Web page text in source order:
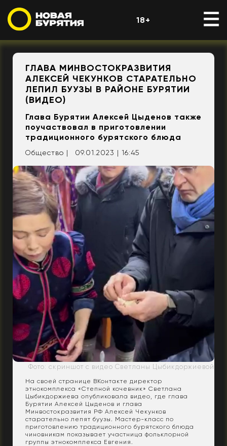
18+
ГЛАВА МИНВОСТОКРАЗВИТИЯ
АЛЕКСЕЙ ЧЕКУНКОВ СТАРАТЕЛЬНО
ЛЕПИЛ БУУЗЫ В РАЙОНЕ БУРЯТИИ
(ВИДЕО)
Глава Бурятии Алексей Цыденов также
поучаствовал в приготовлении
традиционного бурятского блюда
Общество | 09.01.2023 | 16:45
Фото: скриншот с видео Светланы Цыбикдоржиевой
На своей странице ВКонтакте директор
этнокомплекса «Степной кочевник» Светлана
Цыбикдоржиева опубликовала видео, где глава
Бурятии Алексей Цыденов и глава
Минвостокразвития РФ Алексей Чекунков
старательно лепят буузы. Мастер-класс по
приготовлению традиционного бурятского блюда
чиновникам показывает участница фольклорной
группы этнокомплекса Евгения.